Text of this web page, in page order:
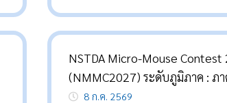
NSTDA Micro-Mouse Contest
(NMMC2027) ระดับภูมิภาค : ภ
8 ก.ค. 2569